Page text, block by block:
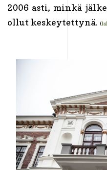
2006 asti, minkä
ollut keskeytettynä. (